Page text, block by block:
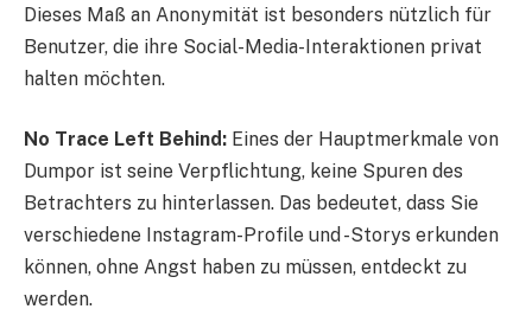
Dieses Maß an Anonymität ist besonders nützlich für
Benutzer, die ihre Social-Media-Interaktionen privat
halten möchten.
No Trace Left Behind: Eines der Hauptmerkmale von
Dumpor ist seine Verpflichtung, keine Spuren des
Betrachters zu hinterlassen. Das bedeutet, dass Sie
verschiedene Instagram-Profile und -Storys erkunden
können, ohne Angst haben zu müssen, entdeckt zu
werden.